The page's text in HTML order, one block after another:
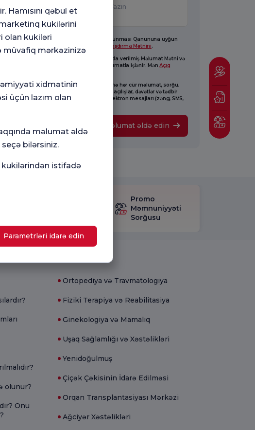
6698 saylı Fərdi Məlumatların Qorunması Qanununa uyğun
olaraq hazırlanmışdır. Mən
Aydınlaşdırma Mətnini.
Mənim şəxsi məlumatlarım yuxarıda verilmiş Məlumat Mətni və
bu mətn əsasında yaradılmış məlumatla işlənir. MənAçıq
Mən Florence Nightingale-nin mənə hər cür məlumat, sorğu,
reklam, promosyonlar, marketinq, açılışlar, dəvətlər və tədbir
prosesləri ilə bağlı kommersiya elektron mesajları (zəng, SMS,
Məlumat əldə edin
olunur?
Onu
Tibbi bölmələr
Ortopediya və Travmatologiya
Fiziki Terapiya və Reabilitasiya
Ginekologiya və Mamalıq
Uşaq Sağlamlığı və Xəstəlikləri
Yenidoğulmuş
Çiçək Çəkisinin İdarə Edilməsi
Orqan Transplantasiyası Mərkəzi
Ağciyər Xəstəlikləri
Promo
Məmnuniyyəti
Sorğusu
Hamısını qəbul et
kukilərini
olan kukiləri
müvafiq mərkəzinizə
xidmətinin
üçün lazım olan
məlumat əldə
bilərsiniz.
kukilərindən istifadə
Parametrləri idarə edin